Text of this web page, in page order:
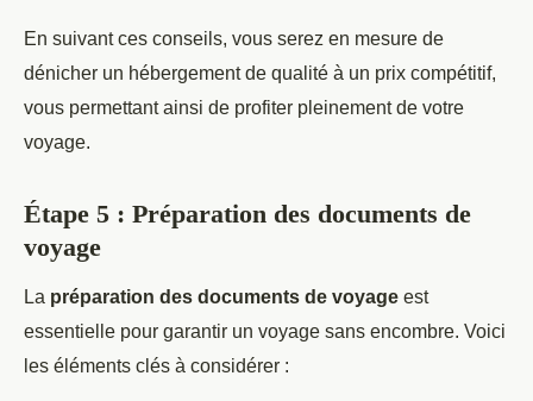
En suivant ces conseils, vous serez en mesure de
dénicher un hébergement de qualité à un prix compétitif,
vous permettant ainsi de profiter pleinement de votre
voyage.
Étape 5 : Préparation des documents de
voyage
La préparation des documents de voyage est
essentielle pour garantir un voyage sans encombre. Voici
les éléments clés à considérer :